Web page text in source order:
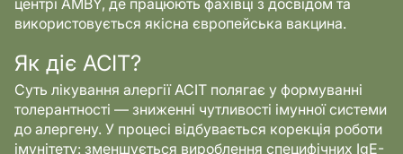
центрі AMBY, де працюють фахівці з досвідом та
використовується якісна європейська вакцина.
Як діє АСІТ?
Суть лікування алергії АСІТ полягає у формуванні
толерантності — зниженні чутливості імунної системи
до алергену. У процесі відбувається корекція роботи
імунітету: зменшується вироблення специфічних IgE-